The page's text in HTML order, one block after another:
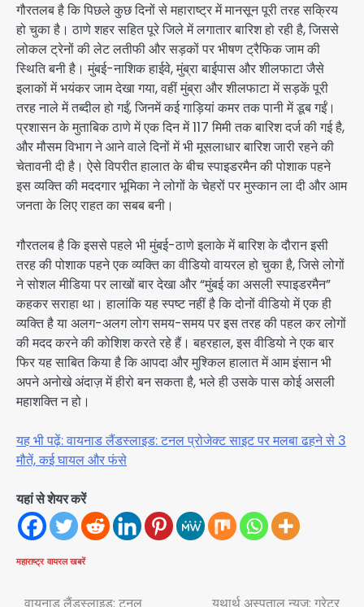
गौरतलब है कि पिछले कुछ दिनों से महाराष्ट्र में मानसून पूरी तरह सक्रिय
हो चुका है। ठाणे शहर सहित पूरे जिले में लगातार बारिश हो रही है, जिससे
लोकल ट्रेनों की लेट लतीफी और सड़कों पर भीषण ट्रैफिक जाम की
स्थिति बनी है। मुंबई-नाशिक हाईवे, मुंब्रा बाईपास और शीलफाटा जैसे
इलाकों में भयंकर जाम देखा गया, वहीं मुंब्रा और शीलफाटा में सड़कें पूरी
तरह नाले में तब्दील हो गईं, जिनमें कई गाड़ियां कमर तक पानी में डूब गईं।
प्रशासन के मुताबिक ठाणे में एक दिन में 117 मिमी तक बारिश दर्ज की गई है,
और मौसम विभाग ने आने वाले दिनों में भी मूसलाधार बारिश जारी रहने की
चेतावनी दी है। ऐसे विपरीत हालात के बीच स्पाइडरमैन की पोशाक पहने
इस व्यक्ति की मददगार भूमिका ने लोगों के चेहरों पर मुस्कान ला दी और आम
जनता के लिए राहत का सबब बनी।
गौरतलब है कि इससे पहले भी मुंबई-ठाणे इलाके में बारिश के दौरान इसी
तरह की पोशाक पहने एक व्यक्ति का वीडियो वायरल हो चुका है, जिसे लोगों
ने सोशल मीडिया पर लाखों बार देखा और “मुंबई का असली स्पाइडरमैन”
कहकर सराहा था। हालांकि यह स्पष्ट नहीं है कि दोनों वीडियो में एक ही
व्यक्ति है या अलग-अलग लोग समय-समय पर इस तरह की पहल कर लोगों
की मदद करने की कोशिश करते रहे हैं। बहरहाल, इस वीडियो ने एक बार
फिर यह साबित किया है कि आपदा और मुश्किल हालात में आम इंसान भी
अपने अनोखे अंदाज़ में हीरो बन सकता है, भले ही उसके पास कोई असली
महाशक्ति न हो।
यह भी पढ़ें: वायनाड लैंडस्लाइड: टनल प्रोजेक्ट साइट पर मलबा ढहने से 3
मौतें, कई घायल और फंसे
यहां से शेयर करें
महाराष्ट्र वायरल खबरें
वायनाड लैंडस्लाइड: टनल यथार्थ अस्पताल न्यूज़: ग्रेटर